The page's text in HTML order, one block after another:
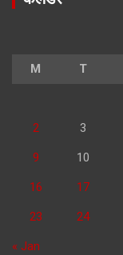
M T
2 3
9 10
16 17
23 24
« Jan